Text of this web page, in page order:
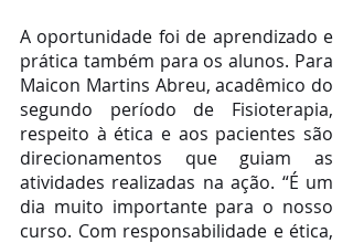
A oportunidade foi de aprendizado e
prática também para os alunos. Para
Maicon Martins Abreu, acadêmico do
segundo período de Fisioterapia,
respeito à ética e aos pacientes são
direcionamentos que guiam as
atividades realizadas na ação. “É um
dia muito importante para o nosso
curso. Com responsabilidade e ética,